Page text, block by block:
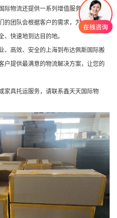
物流还提供一系列增值服务，包括货
的团队会根据客户的需求，为其量身定
快速地到达目的地。
、高效、安全的上海到布达佩斯国际搬
户提供最满意的物流解决方案，让您的
家具托运服务，请联系鑫天天国际物